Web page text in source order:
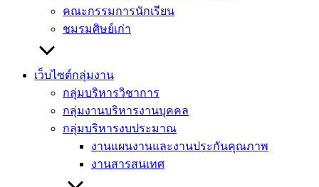
คณะกรรมการนักเรียน
ชมรมศิษย์เก่า
เว็บไซต์กลุ่มงาน
กลุ่มบริหารวิชาการ
กลุ่มงานบริหารงานบุคคล
กลุ่มบริหารงบประมาณ
งานแผนงานและงานประกันคุณภาพ
งานสารสนเทศ